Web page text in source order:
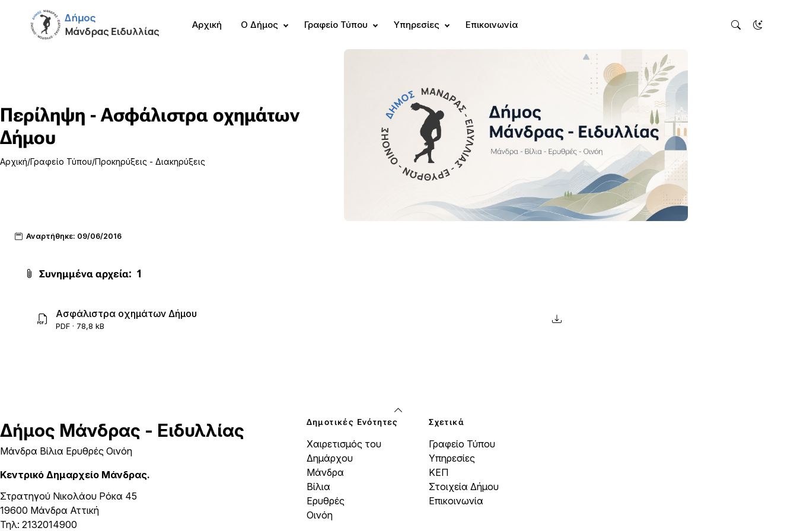
Αρχική Ο Δήμος Γραφείο Τύπου Υπηρεσίες Επικοινωνία
Περίληψη - Ασφάλιστρα οχημάτων
Δήμου
Αρχική Γραφείο Τύπου Προκηρύξεις - Διακηρύξεις
Αναρτήθηκε: 09/06/2016
Συνημμένα αρχεία: 1
Ασφάλιστρα οχημάτων Δήμου
PDF · 78,8 kB
Δήμος Μάνδρας - Ειδυλλίας
Μάνδρα Βίλια Ερυθρές Οινόη
Κεντρικό Δημαρχείο Μάνδρας.
Στρατηγού Νικολάου Ρόκα 45
19600 Μάνδρα Αττική
Τηλ: 2132014900
Δημοτικές Ενότητες
Χαιρετισμός του
Δημάρχου
Μάνδρα
Βίλια
Ερυθρές
Οινόη
Σχετικά
Γραφείο Τύπου
Υπηρεσίες
ΚΕΠ
Στοιχεία Δήμου
Επικοινωνία